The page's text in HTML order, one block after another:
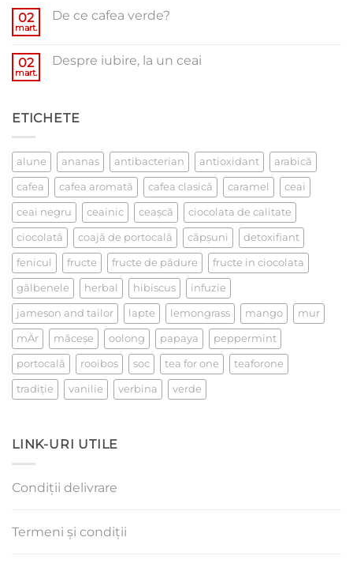
02
mart.
De ce cafea verde?
De
02
mart.
Despre iubire, la un ceai
iubire,
ETICHETE
alune ananas antibacterian antioxidant arabică
cafea cafea aromată cafea clasică caramel ceai
ceai negru ceainic ceaşcă ciocolata de calitate
ciocolată coajă de portocală căpşuni detoxifiant
fenicul fructe fructe de pădure fructe in ciocolata
gălbenele herbal hibiscus infuzie
jameson and tailor lapte lemongrass mango mur
mÄr măceşe oolong papaya peppermint
portocală rooibos soc tea for one teaforone
tradiţie vanilie verbina verde
LINK-URI UTILE
Condiții delivrare
Termeni și condiții